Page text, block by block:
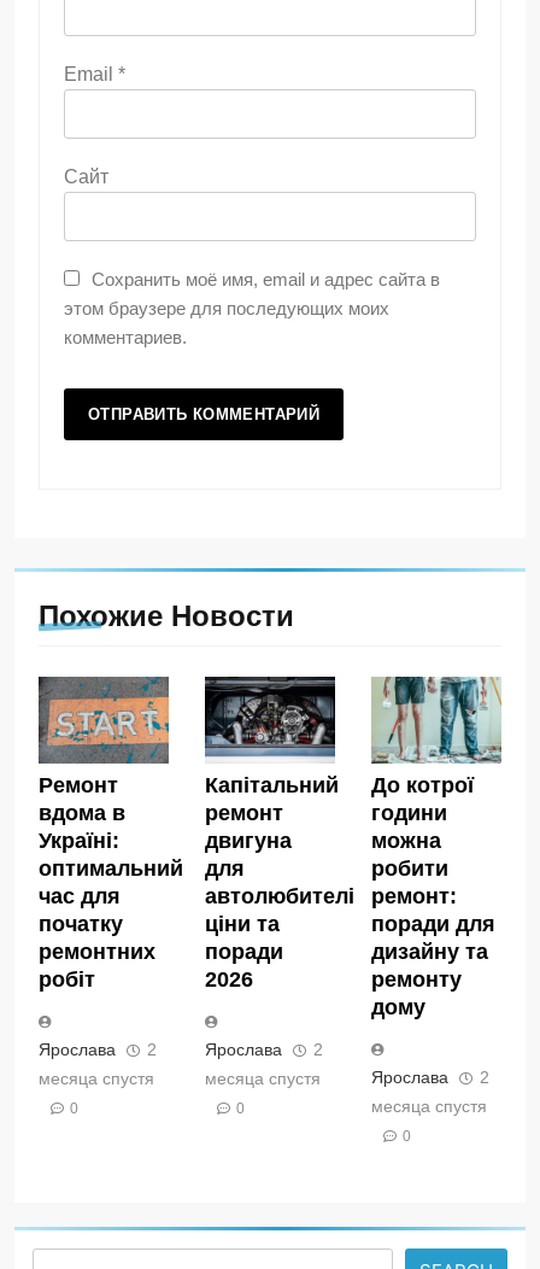
Email *
Сайт
Сохранить моё имя, email и адрес сайта в
этом браузере для последующих моих
комментариев.
Похожие Новости
Ремонт
вдома в
Україні:
оптимальний
час для
початку
ремонтних
робіт
Ярослава
2
месяца спустя
0
Капітальний
ремонт
двигуна
для
автолюбителів:
ціни та
поради
2026
Ярослава
2
месяца спустя
0
До котрої
години
можна
робити
ремонт:
поради для
дизайну та
ремонту
дому
Ярослава
2
месяца спустя
0